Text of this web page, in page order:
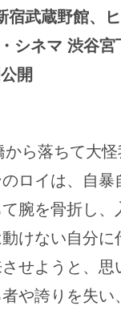
宿武蔵野館、
シネマ 渋谷
開
ら落ちて大
ロイは、自暴
腕を骨折し、
けない自分に
せようと、
や誇りを失